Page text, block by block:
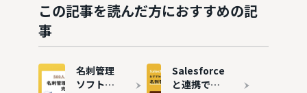
この記事を読んだ方におすすめの記
事
名刺管理
ソフトの
Salesforce
と連携でき